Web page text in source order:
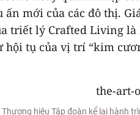
mới của các đô thị.
triết lý Crafted Living
hội tụ của vị trí “kim
Thương hiệu Tập đoàn kể lại